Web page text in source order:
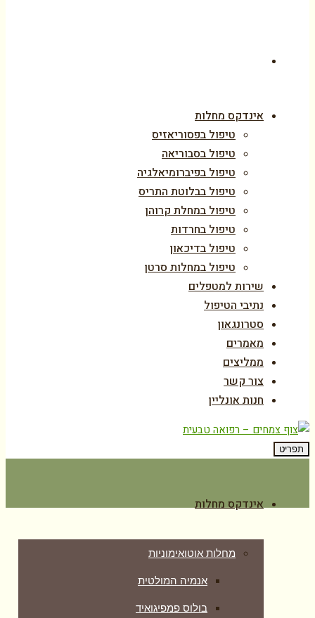
אינדקס מחלות
טיפול בפסוריאזיס
טיפול בסבוריאה
טיפול בפיברומיאלגיה
טיפול בבלוטת התריס
טיפול במחלת קרוהן
טיפול בחרדות
טיפול בדיכאון
טיפול במחלות סרטן
שירות למטפלים
נתיבי הטיפול
סטרונגאון
מאמרים
ממליצים
צור קשר
חנות אונליין
תפריט
אינדקס מחלות
מחלות אוטואימוניות
אנמיה המולטית
בולוס פמפיגואיד